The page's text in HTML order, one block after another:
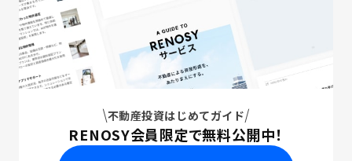
不動産投資はじめてガイド
RENOSY会員限定で無料公開中！